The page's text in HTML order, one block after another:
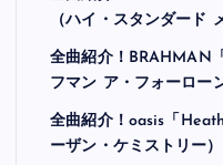
（ハイ・スタンダード
全曲紹介！BRAHMAN
フマン ア・フォーロー
全曲紹介！oasis「
ーザン・ケミストリー）